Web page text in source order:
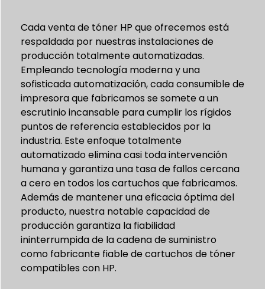
Cada venta de tóner HP que ofrecemos está
respaldada por nuestras instalaciones de
producción totalmente automatizadas.
Empleando tecnología moderna y una
sofisticada automatización, cada consumible de
impresora que fabricamos se somete a un
escrutinio incansable para cumplir los rígidos
puntos de referencia establecidos por la
industria. Este enfoque totalmente
automatizado elimina casi toda intervención
humana y garantiza una tasa de fallos cercana
a cero en todos los cartuchos que fabricamos.
Además de mantener una eficacia óptima del
producto, nuestra notable capacidad de
producción garantiza la fiabilidad
ininterrumpida de la cadena de suministro
como fabricante fiable de cartuchos de tóner
compatibles con HP.